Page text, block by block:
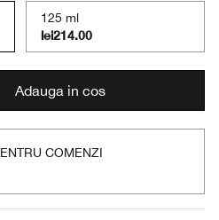
125 ml
lei214.00
Adauga in cos
COMENZI